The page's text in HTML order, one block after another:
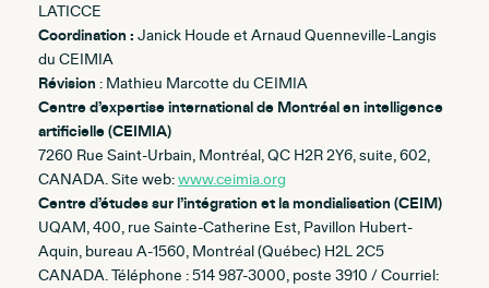
LATICCE
Coordination : Janick Houde et Arnaud Quenneville-Langis
du CEIMIA
Révision : Mathieu Marcotte du CEIMIA
Centre d’expertise international de Montréal en intelligence
artificielle (CEIMIA)
7260 Rue Saint-Urbain, Montréal, QC H2R 2Y6, suite, 602,
CANADA. Site web:www.ceimia.org
Centre d’études sur l’intégration et la mondialisation (CEIM)
UQAM, 400, rue Sainte-Catherine Est, Pavillon Hubert-
Aquin, bureau A-1560, Montréal (Québec) H2L 2C5
CANADA. Téléphone : 514 987-3000, poste 3910 / Courriel: